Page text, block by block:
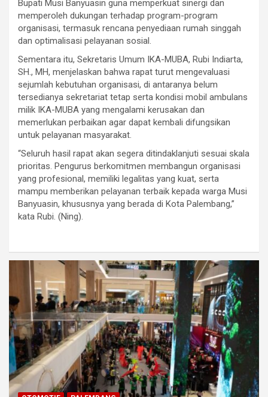
Bupati Musi Banyuasin guna memperkuat sinergi dan
memperoleh dukungan terhadap program-program
organisasi, termasuk rencana penyediaan rumah singgah
dan optimalisasi pelayanan sosial.
Sementara itu, Sekretaris Umum IKA-MUBA, Rubi Indiarta,
SH., MH, menjelaskan bahwa rapat turut mengevaluasi
sejumlah kebutuhan organisasi, di antaranya belum
tersedianya sekretariat tetap serta kondisi mobil ambulans
milik IKA-MUBA yang mengalami kerusakan dan
memerlukan perbaikan agar dapat kembali difungsikan
untuk pelayanan masyarakat.
“Seluruh hasil rapat akan segera ditindaklanjuti sesuai skala
prioritas. Pengurus berkomitmen membangun organisasi
yang profesional, memiliki legalitas yang kuat, serta
mampu memberikan pelayanan terbaik kepada warga Musi
Banyuasin, khususnya yang berada di Kota Palembang,”
kata Rubi. (Ning).